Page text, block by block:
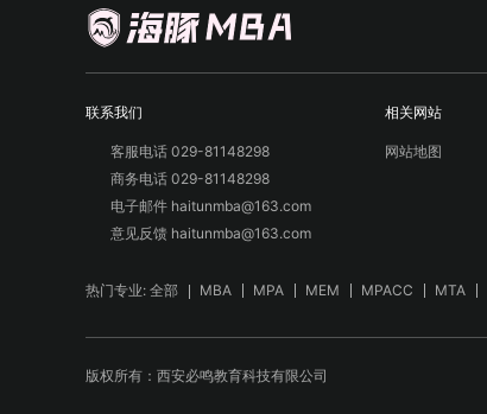
联系我们
客服电话 029-81148298
商务电话 029-81148298
电子邮件 haitunmba@163.com
意见反馈 haitunmba@163.com
相关网站
网站地图
热门专业: 全部 MBA MPA MEM MPACC MTA
版权所有：西安必鸣教育科技有限公司